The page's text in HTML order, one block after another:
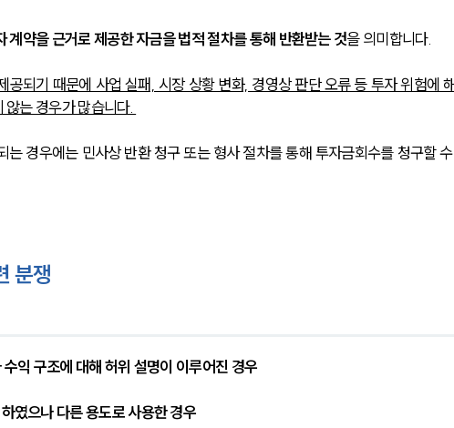
계약을 근거로 제공한 자금을 법적 절차를 통해 반환받는 것을 의미합니다.
공되기 때문에 사업 실패, 시장 상황 변화, 경영상 판단 오류 등 투자 위험에
는 경우가 많습니다.
는 경우에는 민사상 반환 청구 또는 형사 절차를 통해 투자금회수를 청구할
분쟁
익 구조에 대해 허위 설명이 이루어진 경우
였으나 다른 용도로 사용한 경우